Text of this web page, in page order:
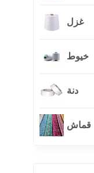
غزل
خيوط
دنة
قماش